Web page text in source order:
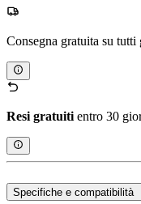
Consegna gratuita su
Resi gratuiti entro 30
Specifiche e compatibilità